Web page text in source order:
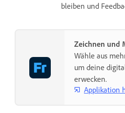
bleiben und
Zeichnen und
Wähle aus
um deine
erwecken.
Applikation